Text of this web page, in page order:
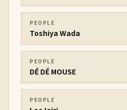
PEOPLE
Toshiya Wada
PEOPLE
DÉ DÉ MOUSE
PEOPLE